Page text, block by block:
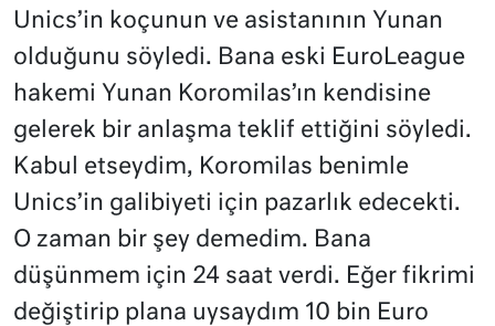
Unics’in koçunun ve asistanının Yunan
olduğunu söyledi. Bana eski EuroLeague
hakemi Yunan Koromilas’ın kendisine
gelerek bir anlaşma teklif ettiğini söyledi.
Kabul etseydim, Koromilas benimle
Unics’in galibiyeti için pazarlık edecekti.
O zaman bir şey demedim. Bana
düşünmem için 24 saat verdi. Eğer fikrimi
değiştirip plana uysaydım 10 bin Euro